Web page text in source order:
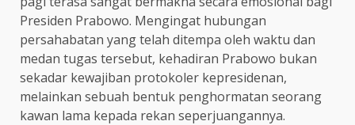
Presiden Prabowo. Mengingat hubungan
persahabatan yang telah ditempa oleh waktu dan
medan tugas tersebut, kehadiran Prabowo bukan
sekadar kewajiban protokoler kepresidenan,
melainkan sebuah bentuk penghormatan seorang
kawan lama kepada rekan seperjuangannya.